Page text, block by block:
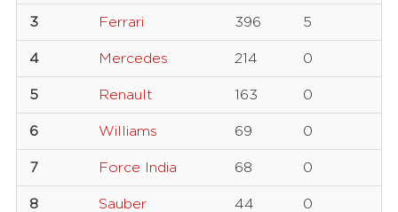
3 Ferrari 396 5
4 Mercedes 214 0
5 Renault 163 0
6 Williams 69 0
7 Force India 68 0
8 Sauber 44 0